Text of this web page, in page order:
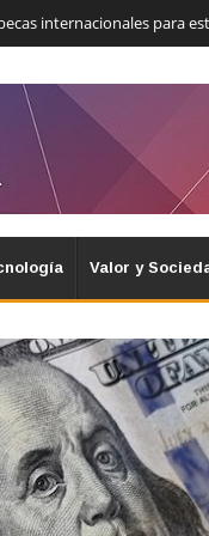
internacionales para
Valor y